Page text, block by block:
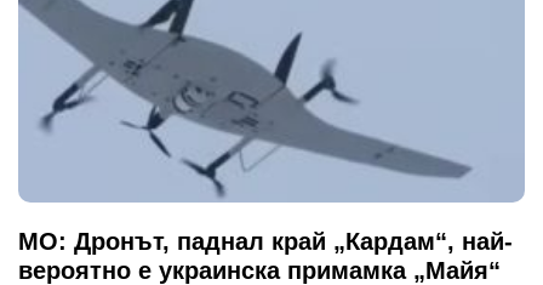
МО: Дронът, паднал край „Кардам“, най-
вероятно е украинска примамка „Майя“